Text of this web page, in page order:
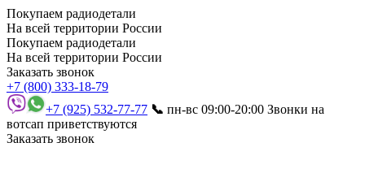
Покупаем радиодетали
На всей территории России
Покупаем радиодетали
На всей территории России
Заказать звонок
+7 (800) 333-18-79
+7 (925) 532-77-77 📞 пн-вс 09:00-20:00 Звонки на
вотсап приветствуются
Заказать звонок